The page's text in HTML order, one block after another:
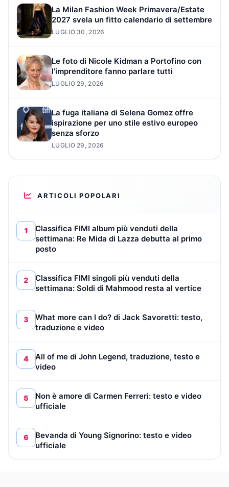
La Milan Fashion Week Primavera/Estate
2027 svela un fitto calendario di settembre
LUGLIO 30, 2026
Le foto di Nicole Kidman a Portofino con
l’imprenditore fanno parlare tutti
LUGLIO 29, 2026
La fuga italiana di Selena Gomez offre
ispirazione per uno stile estivo europeo
senza sforzo
LUGLIO 29, 2026
ARTICOLI POPOLARI
1
Classifica FIMI album più venduti della
settimana: Re Mida di Lazza debutta al primo
posto
2
Classifica FIMI singoli più venduti della
settimana: Soldi di Mahmood resta al vertice
3
What more can I do? di Jack Savoretti: testo,
traduzione e video
4
All of me di John Legend, traduzione, testo e
video
5
Non è amore di Carmen Ferreri: testo e video
ufficiale
6
Bevanda di Young Signorino: testo e video
ufficiale